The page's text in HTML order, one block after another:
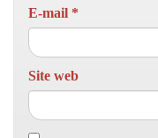
E-mail *
Site web